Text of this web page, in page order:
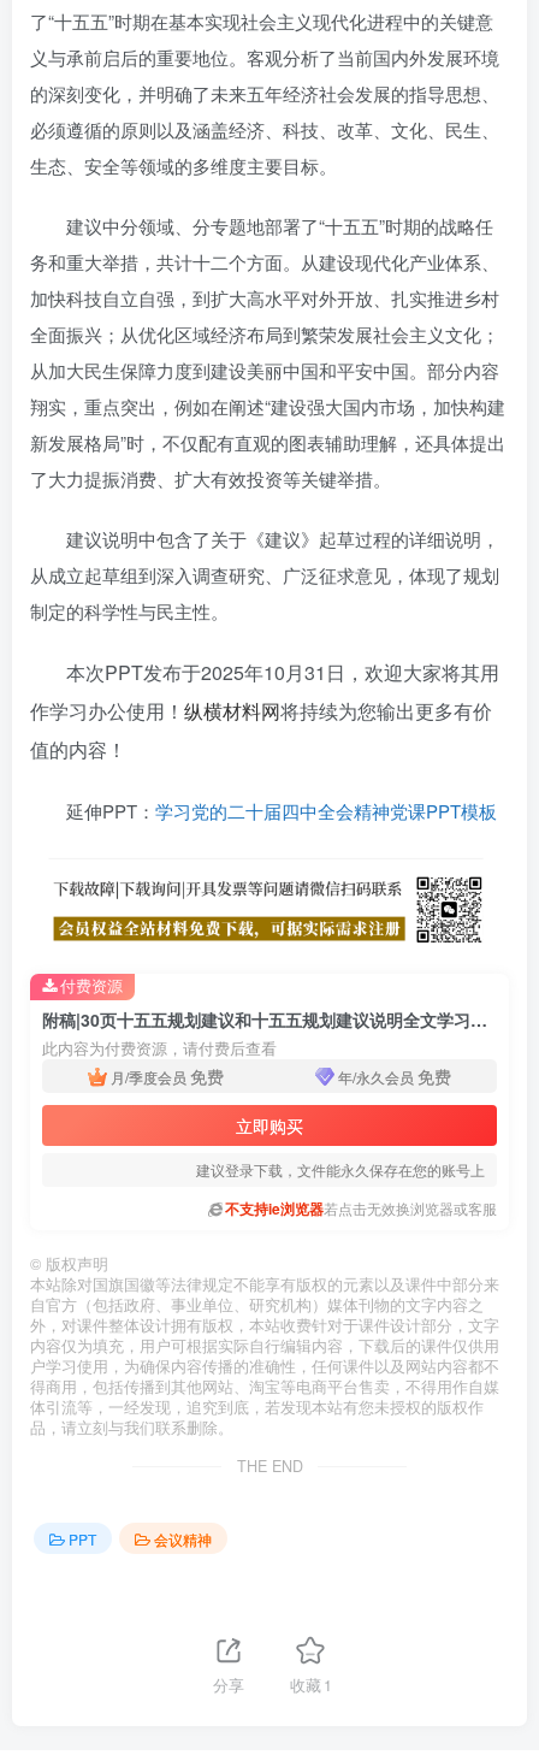
了“十五五”时期在基本实现社会主义现代化进程中的关键意
义与承前启后的重要地位。客观分析了当前国内外发展环境
的深刻变化，并明确了未来五年经济社会发展的指导思想、
必须遵循的原则以及涵盖经济、科技、改革、文化、民生、
生态、安全等领域的多维度主要目标。
建议中分领域、分专题地部署了“十五五”时期的战略任
务和重大举措，共计十二个方面。从建设现代化产业体系、
加快科技自立自强，到扩大高水平对外开放、扎实推进乡村
全面振兴；从优化区域经济布局到繁荣发展社会主义文化；
从加大民生保障力度到建设美丽中国和平安中国。部分内容
翔实，重点突出，例如在阐述“建设强大国内市场，加快构建
新发展格局”时，不仅配有直观的图表辅助理解，还具体提出
了大力提振消费、扩大有效投资等关键举措。
建议说明中包含了关于《建议》起草过程的详细说明，
从成立起草组到深入调查研究、广泛征求意见，体现了规划
制定的科学性与民主性。
本次PPT发布于2025年10月31日，欢迎大家将其用
作学习办公使用！ 纵横材料网将持续为您输出更多有价
值的内容！
延伸PPT： 学习党的二十届四中全会精神党课PPT模板
附稿|30页十五五规划建议和十五五规划建议说明全文学习党课PPT模板
此内容为付费资源，请付费后查看
月/季度会员 免费 年/永久会员 免费
立即购买
建议登录下载，文件能永久保存在您的账号上
不支持ie浏览器若点击无效换浏览器或客服
付费资源
© 版权声明
本站除对国旗国徽等法律规定不能享有版权的元素以及课件中部分来
自官方（包括政府、事业单位、研究机构）媒体刊物的文字内容之
外，对课件整体设计拥有版权，本站收费针对于课件设计部分，文字
内容仅为填充，用户可根据实际自行编辑内容，下载后的课件仅供用
户学习使用，为确保内容传播的准确性，任何课件以及网站内容都不
得商用，包括传播到其他网站、淘宝等电商平台售卖，不得用作自媒
体引流等，一经发现，追究到底，若发现本站有您未授权的版权作
品，请立刻与我们联系删除。
THE END
PPT 会议精神
分享 收藏 1